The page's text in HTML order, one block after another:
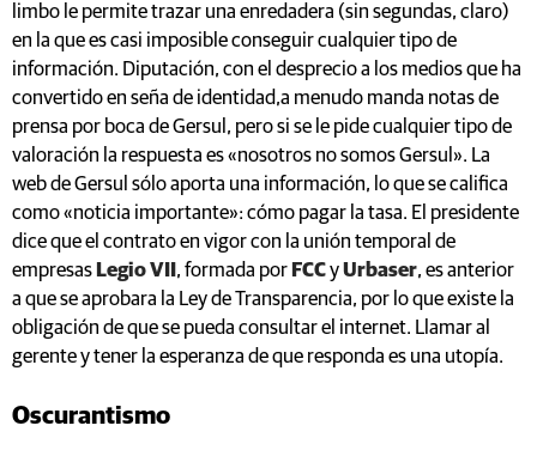
limbo le permite trazar una enredadera (sin segundas, claro)
en la que es casi imposible conseguir cualquier tipo de
información. Diputación, con el desprecio a los medios que ha
convertido en seña de identidad,a menudo manda notas de
prensa por boca de Gersul, pero si se le pide cualquier tipo de
valoración la respuesta es «nosotros no somos Gersul». La
web de Gersul sólo aporta una información, lo que se califica
como «noticia importante»: cómo pagar la tasa. El presidente
dice que el contrato en vigor con la unión temporal de
empresas Legio VII , formada por FCCyUrbaser, es anterior
a que se aprobara la Ley de Transparencia, por lo que existe la
obligación de que se pueda consultar el internet. Llamar al
gerente y tener la esperanza de que responda es una utopía.
Oscurantismo